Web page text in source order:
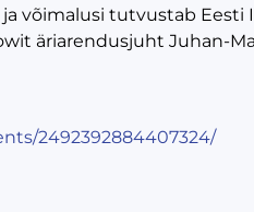
võimalusi tutvustab
äriarendusjuht Juhan-
2492392884407324/